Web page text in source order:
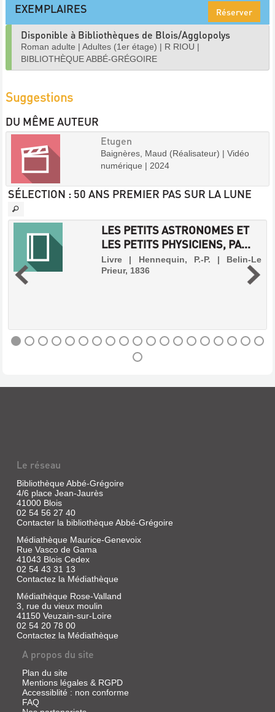
EXEMPLAIRES Réserver
Disponible à Bibliothèques de Blois/Agglopolys
Roman adulte | Adultes (1er étage) | R RIOU |
BIBLIOTHÈQUE ABBÉ-GRÉGOIRE
Suggestions
DU MÊME AUTEUR
Etugen
Baignères, Maud (Réalisateur) | Vidéo
numérique | 2024
SÉLECTION : 50 ANS PREMIER PAS SUR LA LUNE
LES PETITS ASTRONOMES ET
LES PETITS PHYSICIENS, PA...
Livre | Hennequin, P.-P. | Belin-Le
Prieur, 1836
PA...
Livre
|
Hennequin,
P.-
P.
Belin-
Le
Prieur,
1836
DE
LA
TERRE
À
LA
LUNE
Le réseau
Bibliothèque Abbé-Grégoire
4/6 place Jean-Jaurès
41000 Blois
02 54 56 27 40
Contacter la bibliothèque Abbé-Grégoire
Médiathèque Maurice-Genevoix
Rue Vasco de Gama
41043 Blois Cedex
02 54 43 31 13
Contactez la Médiathèque
Médiathèque Rose-Valland
3, rue du vieux moulin
41150 Veuzain-sur-Loire
02 54 20 78 00
Contactez la Médiathèque
A propos du site
Plan du site
Mentions légales & RGPD
Accessiblité : non conforme
FAQ